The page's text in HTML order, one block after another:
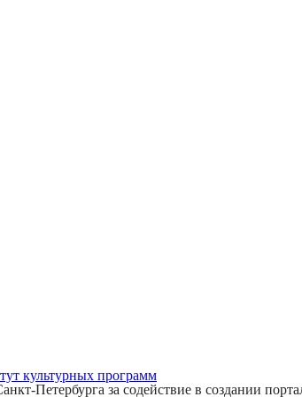
культурных программ
Петербурга за содействие в создании